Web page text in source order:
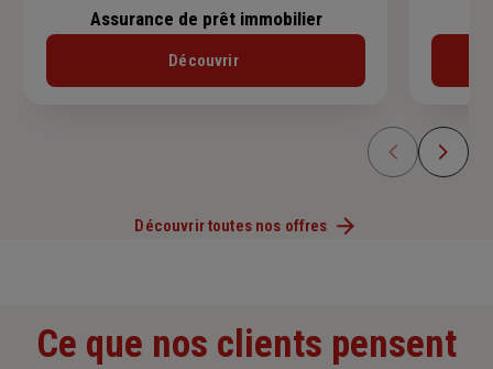
Assurance de prêt immobilier
Découvrir
Découvrir toutes nos offres
Ce que nos clients pensent